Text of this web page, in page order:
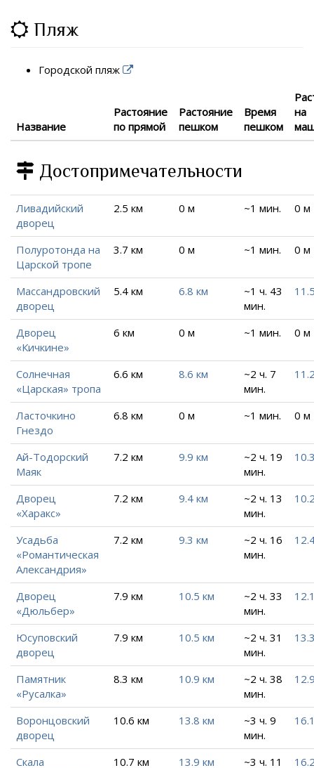
Пляж
Городской пляж
Название
Растояние
по прямой
Растояние
пешком
Время
пешком
на
Достопримечательности
Ливадийский
дворец
2.5 км 0 м ~1 мин. 0 м
Полуротонда на
Царской тропе
3.7 км 0 м ~1 мин. 0 м
Массандровский
дворец
5.4 км 6.8 км
~1 ч. 43
мин.
Дворец
«Кичкине»
6 км 0 м ~1 мин. 0 м
Солнечная
«Царская» тропа
6.6 км 8.6 км
~2 ч. 7
мин.
Ласточкино
Гнездо
6.8 км 0 м ~1 мин. 0 м
Ай-Тодорский
Маяк
7.2 км 9.9 км
~2 ч. 19
мин.
Дворец
«Харакс»
7.2 км 9.4 км
~2 ч. 13
мин.
Усадьба
«Романтическая
Александрия»
7.2 км 9.3 км
~2 ч. 16
мин.
Дворец
«Дюльбер»
7.9 км 10.5 км
~2 ч. 33
мин.
Юсуповский
дворец
7.9 км 10.5 км
~2 ч. 31
мин.
Памятник
«Русалка»
8.3 км 10.9 км
~2 ч. 38
мин.
Воронцовский
дворец
10.6 км 13.8 км
~3 ч. 9
мин.
Скала
10.7 км 13.9 км
~3 ч. 11